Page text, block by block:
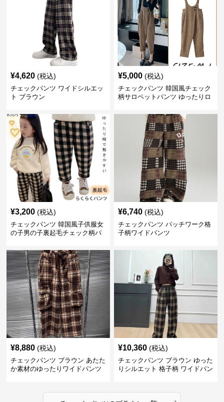
¥4,620 (税込)
チェックパンツ ワイドシルエッ
ト ブラウン
¥5,000 (税込)
チェックパンツ 韓国風チェック
柄サロペットパンツ ゆったりロ
¥3,200 (税込)
チェックパンツ 韓国風子供服女
の子男の子裏起毛チェック柄パ
¥6,740 (税込)
チェックパンツ パッチワーク格
子柄ワイドパンツ
¥8,880 (税込)
チェックパンツ ブラウン あたた
か素材のゆったりワイドパンツ
¥10,360 (税込)
チェックパンツ ブラウン ゆった
りシルエット 格子柄 ワイドパン